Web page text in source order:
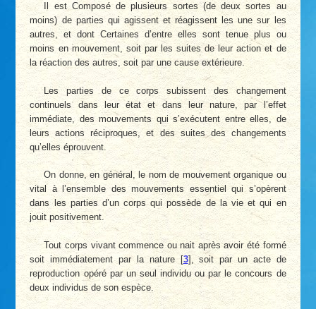
Il est Composé de plusieurs sortes (de deux sortes au
moins) de parties qui agissent et réagissent les une sur les
autres, et dont Certaines d’entre elles sont tenue plus ou
moins en mouvement, soit par les suites de leur action et de
la réaction des autres, soit par une cause extérieure.
Les parties de ce corps subissent des changement
continuels dans leur état et dans leur nature, par l’effet
immédiate, des mouvements qui s’exécutent entre elles, de
leurs actions réciproques, et des suites des changements
qu’elles éprouvent.
On donne, en général, le nom de mouvement organique ou
vital à l’ensemble des mouvements essentiel qui s’opèrent
dans les parties d’un corps qui possède de la vie et qui en
jouit positivement.
Tout corps vivant commence ou nait après avoir été formé
soit immédiatement par la nature[3] , soit par un acte de
reproduction opéré par un seul individu ou par le concours de
deux individus de son espèce.